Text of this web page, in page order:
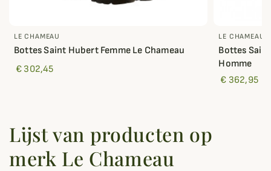
LE CHAMEAU
Bottes Saint Hubert Femme Le Chameau
€ 302,45
LE CHAMEAU
Bottes
Homme
€ 362,95
Lijst van producten op
merk Le Chameau